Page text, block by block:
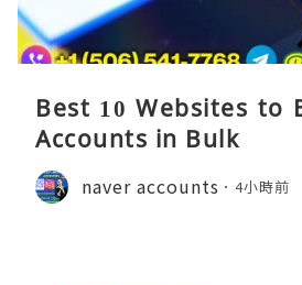
Best 10 Websites to
Accounts in Bulk
naver accounts 4小時前